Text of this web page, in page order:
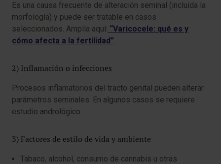
Es una causa frecuente de alteración seminal (incluida la
morfología) y puede ser tratable en casos
seleccionados. Amplía aquí: “Varicocele: qué es y
cómo afecta a la fertilidad”.
2) Inflamación o infecciones
Procesos inflamatorios del tracto genital pueden alterar
parámetros seminales. En algunos casos se requiere
estudio andrológico.
3) Factores de estilo de vida y ambiente
Tabaco, alcohol, consumo de cannabis u otras